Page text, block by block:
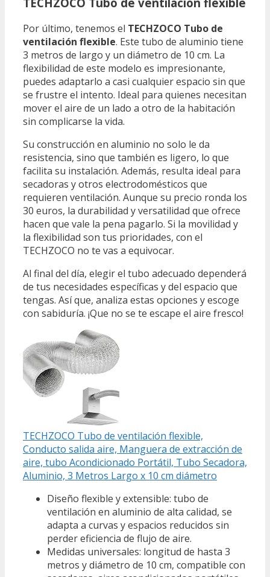
Por último, tenemos el TECHZOCO Tubo de
ventilación flexible. Este tubo de aluminio tiene
3 metros de largo y un diámetro de 10 cm. La
flexibilidad de este modelo es impresionante,
puedes adaptarlo a casi cualquier espacio sin que
se frustre el intento. Ideal para quienes necesitan
mover el aire de un lado a otro de la habitación
sin complicarse la vida.
Su construcción en aluminio no solo le da
resistencia, sino que también es ligero, lo que
facilita su instalación. Además, resulta ideal para
secadoras y otros electrodomésticos que
requieren ventilación. Aunque su precio ronda los
30 euros, la durabilidad y versatilidad que ofrece
hacen que vale la pena pagarlo. Si la movilidad y
la flexibilidad son tus prioridades, con el
TECHZOCO no te vas a equivocar.
Al final del día, elegir el tubo adecuado dependerá
de tus necesidades específicas y del espacio que
tengas. Así que, analiza estas opciones y escoge
con sabiduría. ¡Que no se te escape el aire fresco!
TECHZOCO Tubo de ventilación flexible,
Conducto salida aire, Manguera de extracción de
aire, tubo Acondicionado Portátil, Tubo Secadora,
Aluminio, 3 Metros Largo x 10 cm diámetro
Diseño flexible y extensible: tubo de
ventilación en aluminio de alta calidad, se
adapta a curvas y espacios reducidos sin
perder eficiencia de flujo de aire.
Medidas universales: longitud de hasta 3
metros y diámetro de 10 cm, compatible con